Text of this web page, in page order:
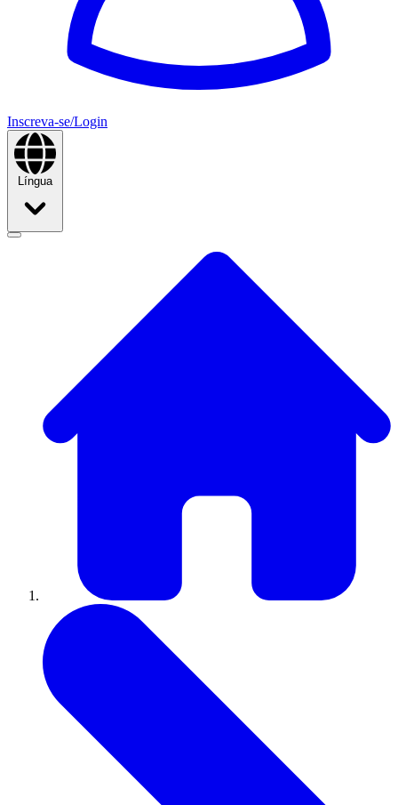
Inscreva-se/Login
Língua